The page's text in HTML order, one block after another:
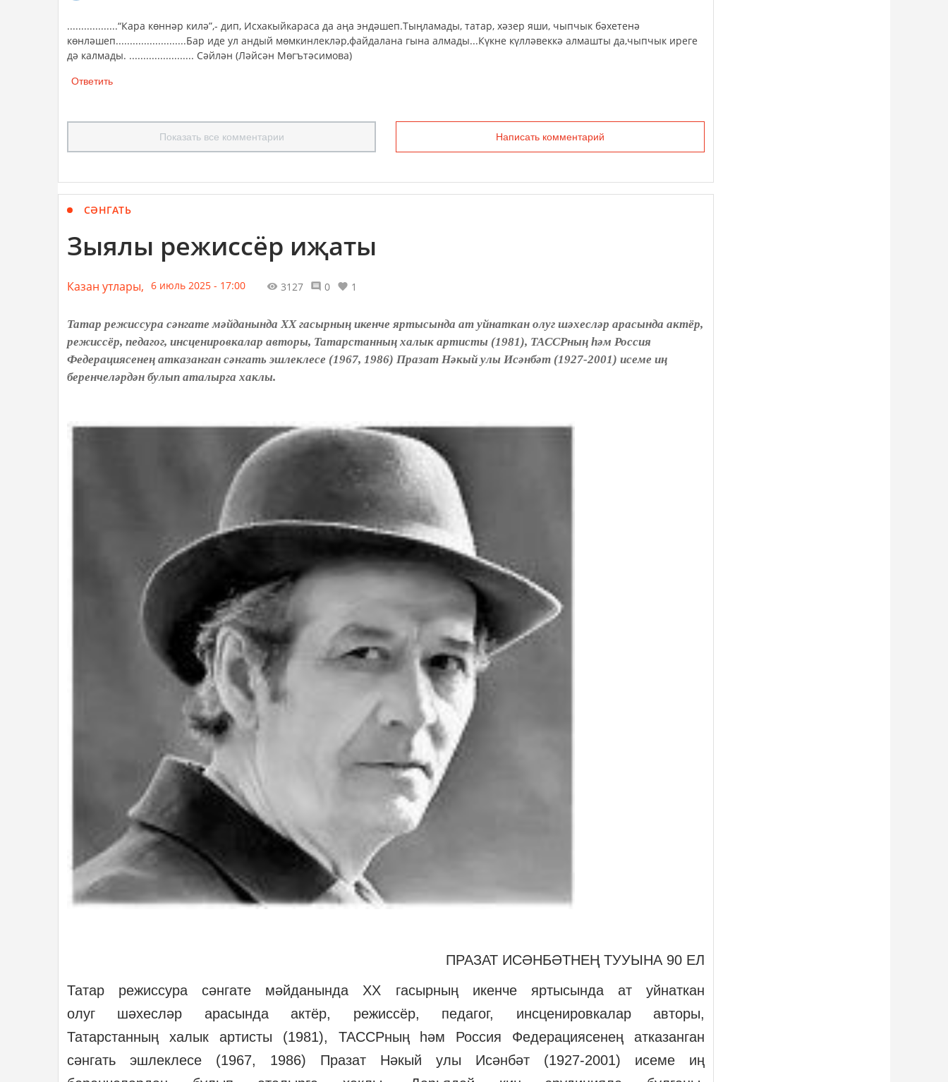
..................“Кара көннәр килә”,- дип, Исхакыйкараса да аңа эндәшеп.Тыңламады, татар, хәзер яши, чыпчык бәхетенә
көнләшеп.........................Бар иде ул андый мөмкинлекләр,файдалана гына алмады...Күкне күлләвеккә алмашты да,чыпчык иреге
дә калмады. ....................... Сәйлән (Ләйсән Мөгътәсимова)
Ответить
Показать все комментарии Написать комментарий
СӘНГАТЬ
Зыялы режиссёр иҗаты
Казан утлары, 6 июль 2025 - 17:00 3127 0 1
Татар режиссура сәнгате мәйданында ХХ гасырның икенче яртысында ат уйнаткан олуг шәхесләр арасында актёр,
режиссёр, педагог, инсценировкалар авторы, Татарстанның халык артисты (1981), ТАССРның һәм Россия
Федерациясенең атказанган сәнгать эшлеклесе (1967, 1986) Празат Нәкый улы Исәнбәт (1927-2001) исеме иң
беренчеләрдән булып аталырга хаклы.
ПРАЗАТ ИСӘНБӘТНЕҢ ТУУЫНА 90 ЕЛ
Татар режиссура сәнгате мәйданында ХХ гасырның икенче яртысында ат уйнаткан
олуг шәхесләр арасында актёр, режиссёр, педагог, инсценировкалар авторы,
Татарстанның халык артисты (1981), ТАССРның һәм Россия Федерациясенең атказанган
сәнгать эшлеклесе (1967, 1986) Празат Нәкый улы Исәнбәт (1927-2001) исеме иң